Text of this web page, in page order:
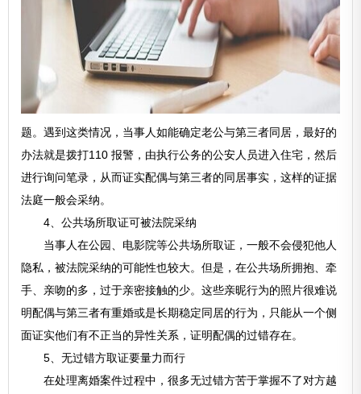
题。遇到这类情况，当事人如能确定老公与第三者同居，最好的
办法就是拨打110 报警，由执行公务的公安人员进入住宅，然后
进行询问笔录，从而证实配偶与第三者的同居事实，这样的证据
法庭一般会采纳。
4、公共场所取证可被法院采纳
当事人在公园、电影院等公共场所取证，一般不会侵犯他人
隐私，被法院采纳的可能性也较大。但是，在公共场所拥抱、牵
手、亲吻的多，过于亲密接触的少。这些亲昵行为的照片很难说
明配偶与第三者有重婚或是长期稳定同居的行为，只能从一个侧
面证实他们有不正当的异性关系，证明配偶的过错存在。
5、无过错方取证要量力而行
在处理离婚案件过程中，很多无过错方苦于掌握不了对方越